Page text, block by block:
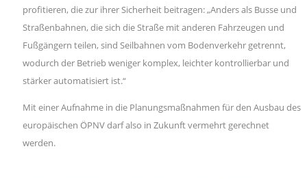
profitieren, die zur ihrer Sicherheit beitragen: „Anders als Busse und
Straßenbahnen, die sich die Straße mit anderen Fahrzeugen und
Fußgängern teilen, sind Seilbahnen vom Bodenverkehr getrennt,
wodurch der Betrieb weniger komplex, leichter kontrollierbar und
stärker automatisiert ist.“
Mit einer Aufnahme in die Planungsmaßnahmen für den Ausbau des
europäischen ÖPNV darf also in Zukunft vermehrt gerechnet
werden.